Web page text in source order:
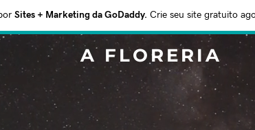
Sites + Marketing da GoDaddy. Crie seu site gratuito
A FLORERIA